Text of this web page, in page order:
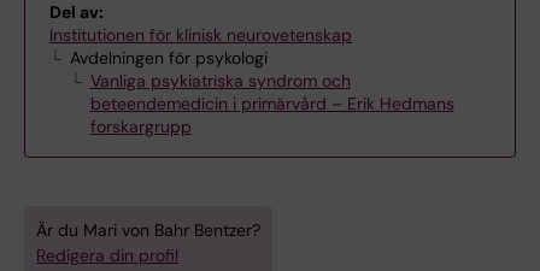
Del av:
Institutionen för klinisk neurovetenskap
Avdelningen för psykologi
Vanliga psykiatriska syndrom och
beteendemedicin i primärvård – Erik Hedmans
forskargrupp
Är du Mari von Bahr Bentzer?
Redigera din profil